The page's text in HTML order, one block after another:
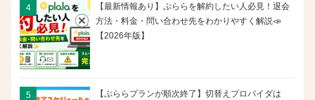
【最新情報あり】ぷららを解約したい人必見！退会
方法・料金・問い合わせ先をわかりやすく解説📣
【2026年版】
【ぷららプランが順次終了】切替えプロバイダは